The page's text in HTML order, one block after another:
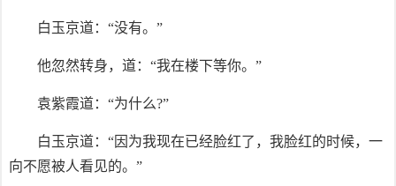
白玉京道：“没有。”
他忽然转身，道：“我在楼下等你。”
袁紫霞道：“为什么?”
白玉京道：“因为我现在已经脸红了，我脸红的时候，一
向不愿被人看见的。”